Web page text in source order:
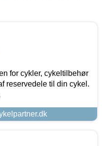
for cykler, cykeltilbehør
reservedele til din cykel.